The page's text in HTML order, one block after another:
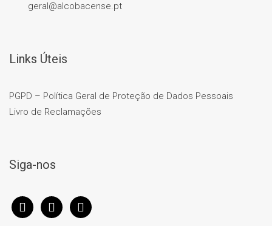
geral@alcobacense.pt
Links Úteis
PGPD – Política Geral de Proteção de Dados Pessoais
Livro de Reclamações
Siga-nos